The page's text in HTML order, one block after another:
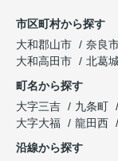
市区町村から探す
大和郡山市
奈良
大和高田市
北葛
町名から探す
大字三吉
九条町
大字大福
龍田西
沿線から探す